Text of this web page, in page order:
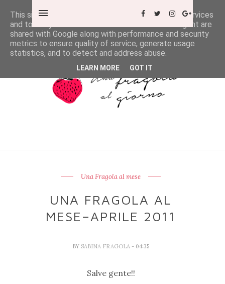
Una Fragola al mese
UNA FRAGOLA AL
MESE–APRILE 2011
BY SABINA FRAGOLA - 04:35
Salve gente!!
This site uses cookies from Google to deliver its services
and to analyze traffic. Your IP address and user-agent are
shared with Google along with performance and security
metrics to ensure quality of service, generate usage
statistics, and to detect and address abuse.
LEARN MORE GOT IT